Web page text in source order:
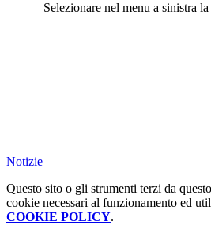
Selezionare nel menu a sinistra
Notizie
Questo sito o gli strumenti terzi da
cookie necessari al funzionamento ed
COOKIE POLICY.